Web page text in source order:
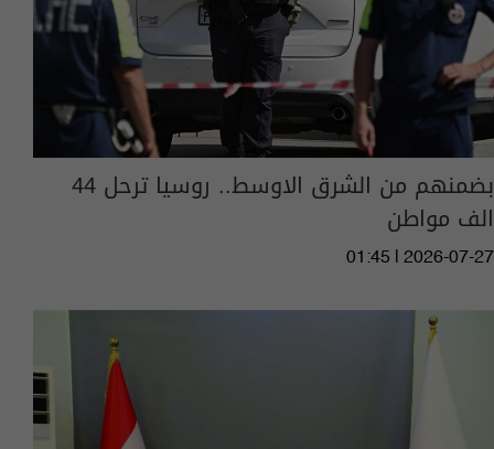
بضمنهم من الشرق الاوسط.. روسيا ترحل 44
الف مواطن
01:45 | 2026-07-27